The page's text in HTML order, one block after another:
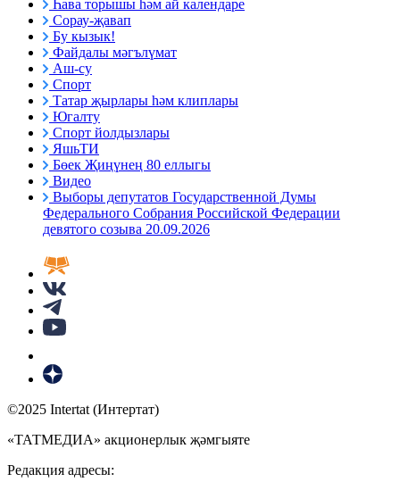
Һава торышы һәм ай календаре
Сорау-җавап
Бу кызык!
Файдалы мәгълүмат
Аш-су
Спорт
Татар җырлары һәм клиплары
Югалту
Спорт йолдызлары
ЯшьТИ
Бөек Җиңүнең 80 еллыгы
Видео
Выборы депутатов Государственной Думы
Федерального Собрания Российской Федерации
девятого созыва 20.09.2026
©2025 Intertat (Интертат)
«ТАТМЕДИА» акционерлык җәмгыяте
Редакция адресы: